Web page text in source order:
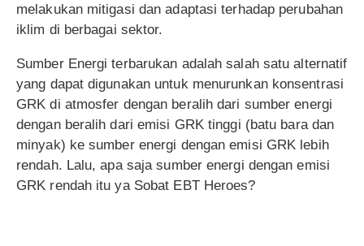
melakukan mitigasi dan adaptasi terhadap perubahan
iklim di berbagai sektor.
Sumber Energi terbarukan adalah salah satu alternatif
yang dapat digunakan untuk menurunkan konsentrasi
GRK di atmosfer dengan beralih dari sumber energi
dengan beralih dari emisi GRK tinggi (batu bara dan
minyak) ke sumber energi dengan emisi GRK lebih
rendah. Lalu, apa saja sumber energi dengan emisi
GRK rendah itu ya Sobat EBT Heroes?